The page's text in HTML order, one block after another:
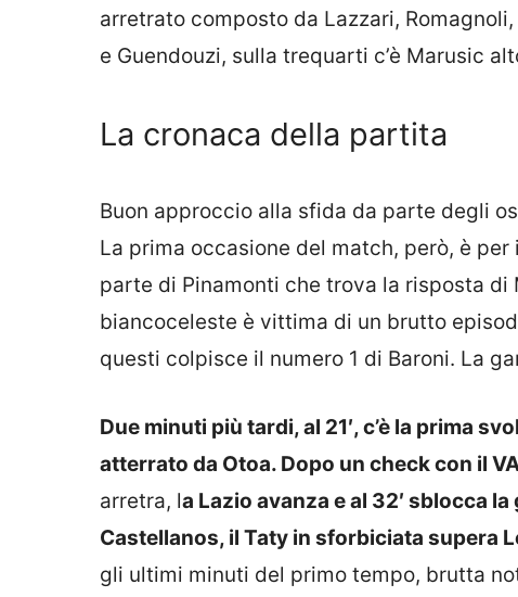
arretrato composto da Lazzari,
e Guendouzi, sulla trequarti c’è Marusic
La cronaca della partita
Buon approccio alla sfida da parte degli
La prima occasione del match, però, è per
parte di Pinamonti che trova la risposta
biancoceleste è vittima di un brutto
questi colpisce il numero 1 di Baroni. La
Due minuti più tardi, al 21′, c’è la prima
atterrato da Otoa. Dopo un check con il
arretra, la Lazio avanza e al 32′ sblocca
Castellanos, il Taty in sforbiciata supera
gli ultimi minuti del primo tempo, brutta